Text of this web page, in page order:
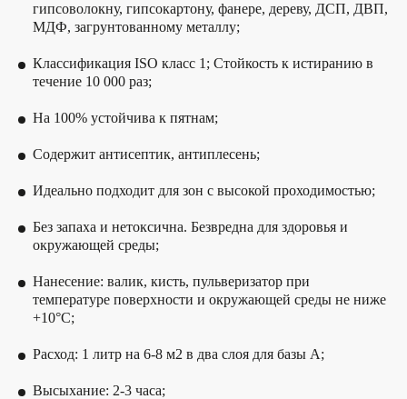
гипсоволокну, гипсокартону, фанере, дереву, ДСП, ДВП,
МДФ, загрунтованному металлу;
Классификация ISO класс 1; Стойкость к истиранию в
течение 10 000 раз;
На 100% устойчива к пятнам;
Содержит антисептик, антиплесень;
Идеально подходит для зон с высокой проходимостью;
Без запаха и нетоксична. Безвредна для здоровья и
окружающей среды;
Нанесение: валик, кисть, пульверизатор при
температуре поверхности и окружающей среды не ниже
+10°С;
Расход: 1 литр на 6-8 м2 в два слоя для базы А;
Высыхание: 2-3 часа;